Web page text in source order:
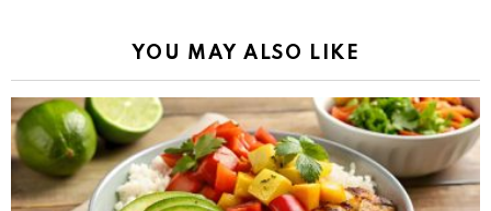
YOU MAY ALSO LIKE